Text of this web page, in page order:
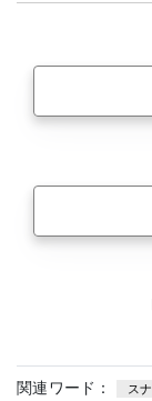
関連ワード： ス